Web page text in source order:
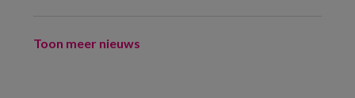
Toon meer nieuws